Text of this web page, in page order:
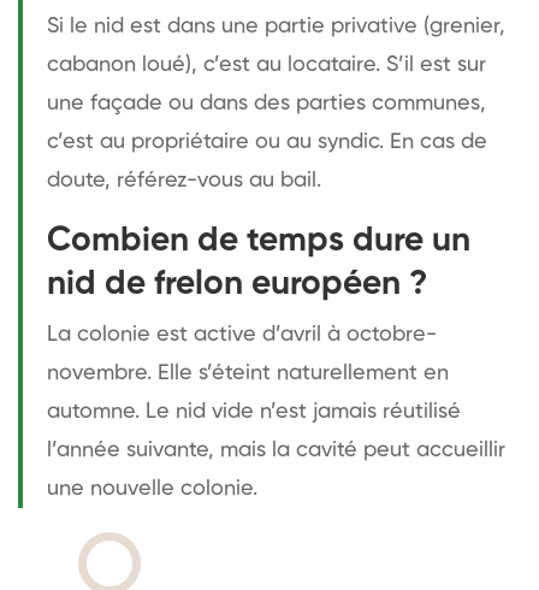
Si le nid est dans une partie privative (grenier,
cabanon loué), c’est au locataire. S’il est sur
une façade ou dans des parties communes,
c’est au propriétaire ou au syndic. En cas de
doute, référez-vous au bail.
Combien de temps dure un
nid de frelon européen ?
La colonie est active d’avril à octobre-
novembre. Elle s’éteint naturellement en
automne. Le nid vide n’est jamais réutilisé
l’année suivante, mais la cavité peut accueillir
une nouvelle colonie.